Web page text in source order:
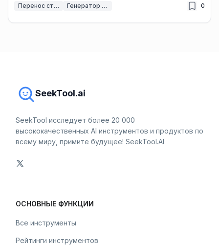
Перенос стиля ИИ Генератор косплея ИИ 0
SeekTool.ai
SeekTool исследует более 20 000
высококачественных AI инструментов и продуктов по
всему миру, примите будущее! SeekTool.AI
ОСНОВНЫЕ ФУНКЦИИ
Все инструменты
Рейтинги инструментов